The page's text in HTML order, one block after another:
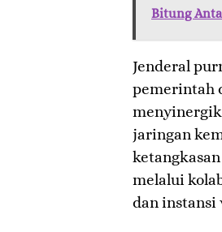
Bitung
​Jenderal
pemerintah
jaringan
melalui
dan instansi